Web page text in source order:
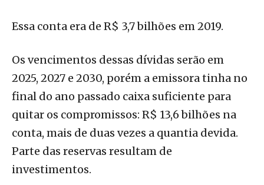
Essa conta era de R$ 3,7 bilhões em 2019.
Os vencimentos dessas dívidas serão em
2025, 2027 e 2030, porém a emissora tinha no
final do ano passado caixa suficiente para
quitar os compromissos: R$ 13,6 bilhões na
conta, mais de duas vezes a quantia devida.
Parte das reservas resultam de
investimentos.